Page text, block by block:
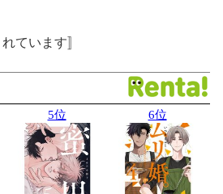
ています〛